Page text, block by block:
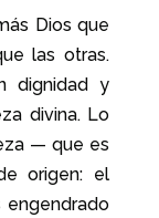
Dios que
las otras.
dignidad y
divina. Lo
— que es
origen: el
engendrado